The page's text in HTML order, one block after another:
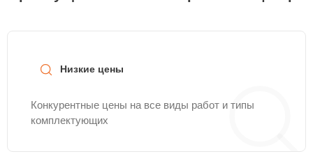
Низкие цены
Конкурентные цены на все виды работ и типы
комплектующих